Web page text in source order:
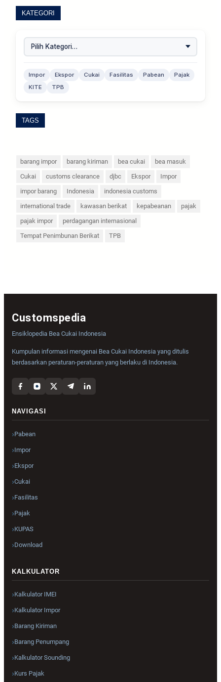
KATEGORI
Impor Ekspor Cukai Fasilitas Pabean
Pajak
KITE
TPB
TAGS
barang impor barang kiriman bea cukai
bea masuk
Cukai
customs clearance djbc Ekspor
Impor
impor barang
Indonesia
indonesia customs
international trade
kawasan berikat kepabeanan
pajak
pajak impor
perdagangan internasional
Tempat Penimbunan Berikat
TPB
Customspedia
Ensiklopedia Bea Cukai Indonesia
Kumpulan informasi mengenai Bea Cukai Indonesia yang ditulis
berdasarkan peraturan-peraturan yang berlaku di Indonesia.
NAVIGASI
Pabean
Impor
Ekspor
Cukai
Fasilitas
Pajak
KUPAS
Download
KALKULATOR
Kalkulator IMEI
Kalkulator Impor
Barang Kiriman
Barang Penumpang
Kalkulator Sounding
Kurs Pajak